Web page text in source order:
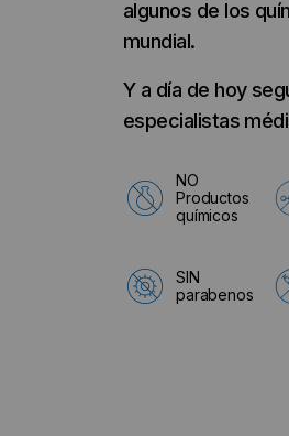
algunos de los
mundial.
Y a día de hoy
especialistas
NO
Productos
químicos
SIN
parabenos